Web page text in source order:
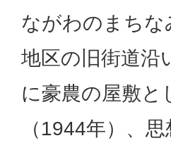
ながわのまちな
地区の旧街道沿
に豪農の屋敷と
（1944年）、